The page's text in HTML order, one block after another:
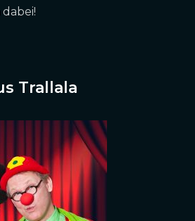
Trallala